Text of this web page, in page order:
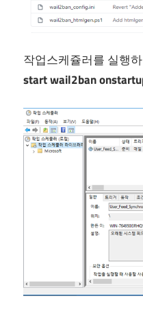
작업스케쥴러를 실행
start wail2ban